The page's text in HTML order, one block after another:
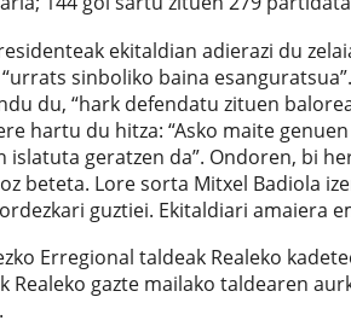
ekitaldian adierazi du
sinboliko baina
du, “hark defendatu zituen
hartu du hitza: “Asko maite
islatuta geratzen da”. Ondoren, bi
beteta. Lore sorta Mitxel Badiola
guztiei. Ekitaldiari amaiera
Erregional taldeak Realeko
Realeko gazte mailako taldearen